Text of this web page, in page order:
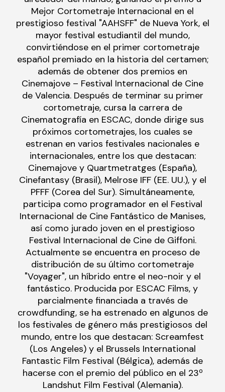
Mejor Cortometraje Internacional en el
prestigioso festival "AAHSFF" de Nueva York, el
mayor festival estudiantil del mundo,
convirtiéndose en el primer cortometraje
español premiado en la historia del certamen;
además de obtener dos premios en
Cinemajove – Festival Internacional de Cine
de Valencia. Después de terminar su primer
cortometraje, cursa la carrera de
Cinematografía en ESCAC, donde dirige sus
próximos cortometrajes, los cuales se
estrenan en varios festivales nacionales e
internacionales, entre los que destacan:
Cinemajove y Quartmetratges (España),
Cinefantasy (Brasil), Melrose IFF (EE. UU.), y el
PFFF (Corea del Sur). Simultáneamente,
participa como programador en el Festival
Internacional de Cine Fantástico de Manises,
así como jurado joven en el prestigioso
Festival Internacional de Cine de Giffoni.
Actualmente se encuentra en proceso de
distribución de su último cortometraje
"Voyager", un híbrido entre el neo-noir y el
fantástico. Producida por ESCAC Films, y
parcialmente financiada a través de
crowdfunding, se ha estrenado en algunos de
los festivales de género más prestigiosos del
mundo, entre los que destacan: Screamfest
(Los Angeles) y el Brussels International
Fantastic Film Festival (Bélgica), además de
hacerse con el premio del público en el 23º
Landshut Film Festival (Alemania).